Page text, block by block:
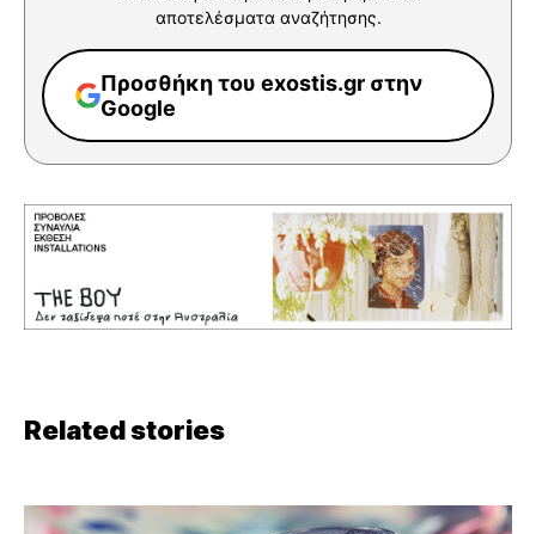
αποτελέσματα αναζήτησης.
Προσθήκη του exostis.gr στην
Google
Related stories